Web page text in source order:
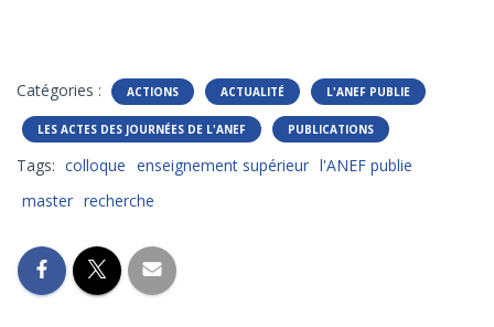
Catégories : ACTIONS ACTUALITÉ L'ANEF PUBLIE
LES ACTES DES JOURNÉES DE L'ANEF PUBLICATIONS
Tags: colloque enseignement supérieur l'ANEF publie
master recherche